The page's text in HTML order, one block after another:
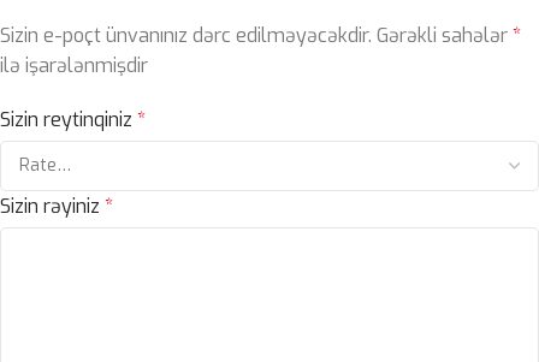
Sizin e-poçt ünvanınız dərc edilməyəcəkdir. Gərəkli sahələr*
ilə işarələnmişdir
Sizin reytinqiniz *
Sizin rəyiniz *